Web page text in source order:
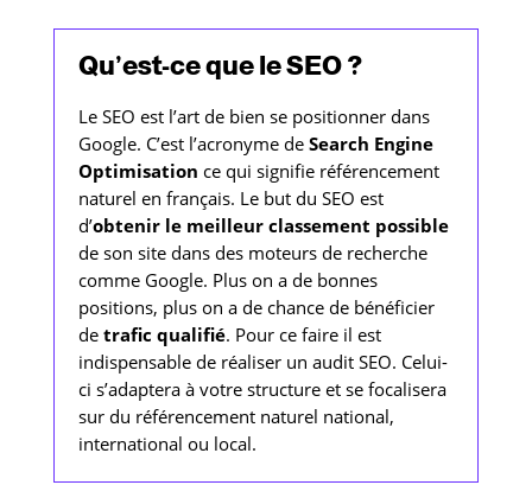
Qu’est-ce que le SEO ?
Le SEO est l’art de bien se positionner dans
Google. C’est l’acronyme de Search Engine
Optimisation ce qui signifie référencement
naturel en français. Le but du SEO est
d’obtenir le meilleur classement possible
de son site dans des moteurs de recherche
comme Google. Plus on a de bonnes
positions, plus on a de chance de bénéficier
de trafic qualifié. Pour ce faire il est
indispensable de réaliser un audit SEO. Celui-
ci s’adaptera à votre structure et se focalisera
sur du référencement naturel national,
international ou local.